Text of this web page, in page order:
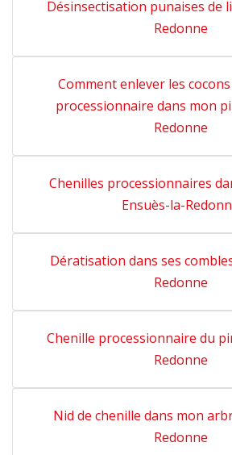
Désinsectisation punaises de
Redonne
Comment enlever les
processionnaire dans mon
Redonne
Chenilles processionnaires
Ensuès-la-
Dératisation dans ses
Redonne
Chenille processionnaire du
Redonne
Nid de chenille dans mon
Redonne